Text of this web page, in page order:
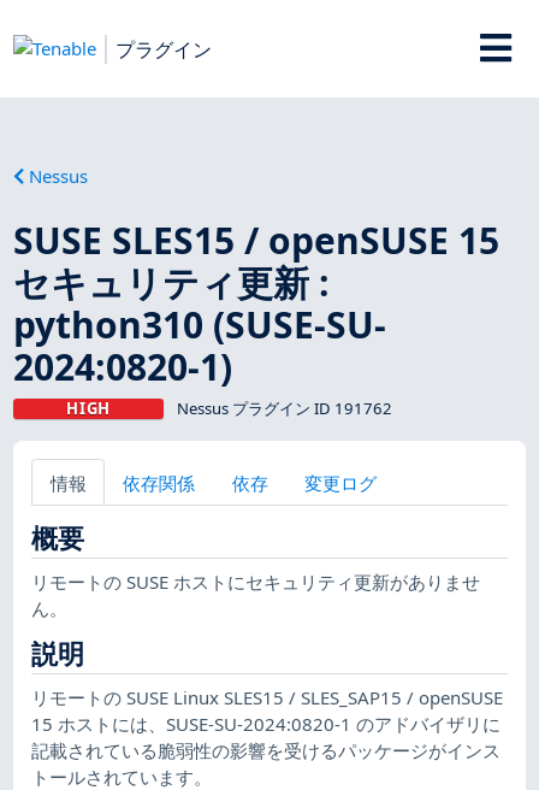
プラグイン
Nessus
SUSE SLES15 / openSUSE 15
セキュリティ更新 :
python310 (SUSE-SU-
2024:0820-1)
HIGH Nessus プラグイン ID 191762
情報 依存関係 依存 変更ログ
概要
リモートの SUSE ホストにセキュリティ更新がありませ
ん。
説明
リモートの SUSE Linux SLES15 / SLES_SAP15 / openSUSE
15 ホストには、SUSE-SU-2024:0820-1 のアドバイザリに
記載されている脆弱性の影響を受けるパッケージがインス
トールされています。